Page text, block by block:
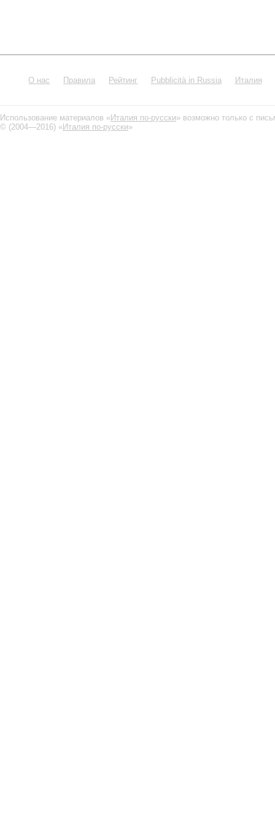
О нас Правила Рейтинг Pubblicità in Russia Италия
Использование материалов «Италия по-русски» возможно только с
© (2004—2016) «Италия по-русски»